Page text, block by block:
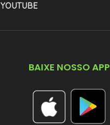
YOUTUBE
BAIXE NOSSO APP